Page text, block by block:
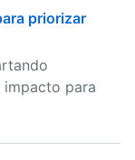
priorizar
para